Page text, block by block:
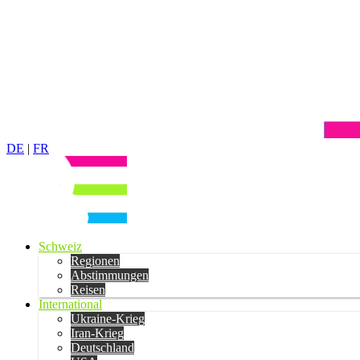
DE | FR
Schweiz
Regionen
Abstimmungen
Reisen
International
Ukraine-Krieg
Iran-Krieg
Deutschland